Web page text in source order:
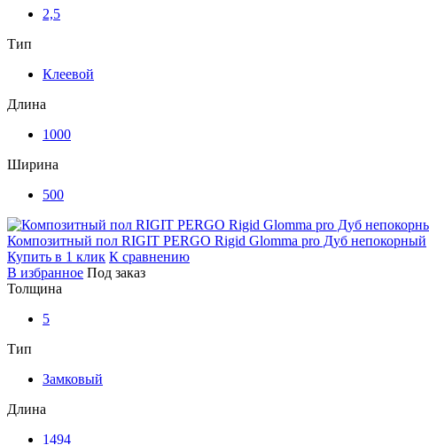
2,5
Тип
Клеевой
Длина
1000
Ширина
500
Композитный пол RIGIT PERGO Rigid Glomma pro Дуб непокорный
Купить в 1 клик К сравнению
В избранное Под заказ
Толщина
5
Тип
Замковый
Длина
1494